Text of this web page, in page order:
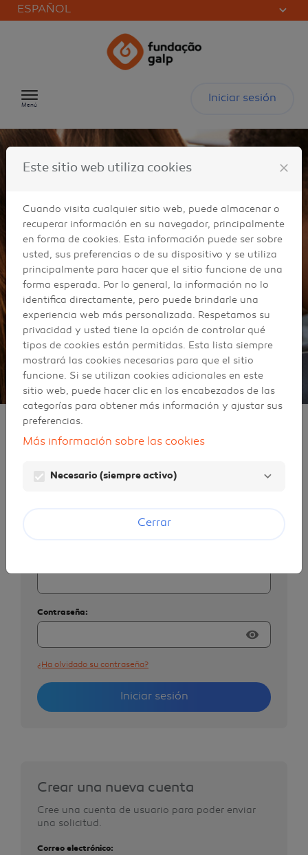
ESPAÑOL
Menú
Iniciar sesión
Identificación
Iniciar sesión
indique su dirección de correo electrónico y
Contraseña:
visibility
¿Ha olvidado su contraseña?
Iniciar sesión
Crear una nueva cuenta
Cree una cuenta de usuario para poder enviar
una solicitud.
Correo electrónico:
Este sitio web utiliza cookies close
Cuando visita cualquier sitio web, puede almacenar o
recuperar información en su navegador, principalmente
en forma de cookies. Esta información puede ser sobre
usted, sus preferencias o de su dispositivo y se utiliza
principalmente para hacer que el sitio funcione de una
forma esperada. Por lo general, la información no lo
identifica directamente, pero puede brindarle una
experiencia web más personalizada. Respetamos su
privacidad y usted tiene la opción de controlar qué
tipos de cookies están permitidas. Esta lista siempre
mostrará las cookies necesarias para que el sitio
funcione. Si se utilizan cookies adicionales en este
sitio web, puede hacer clic en los encabezados de las
categorías para obtener más información y ajustar sus
preferencias.
Más información sobre las cookies
Necesario (siempre activo)
Cerrar